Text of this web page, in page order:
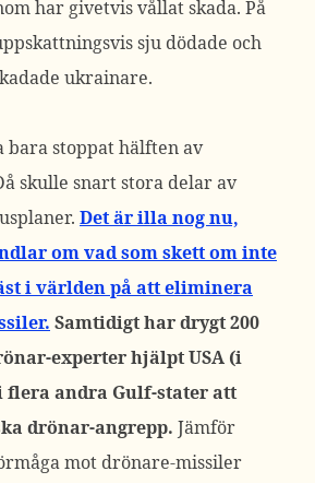
har givetvis vållat skada. På
sju dödade och
ukrainare.
bara stoppat hälften av
skulle snart stora delar av
Det är illa nog nu,
om vad som skett om inte
i världen på att eliminera
Samtidigt har drygt 200
experter hjälpt USA (i
flera andra Gulf-stater att
drönar-angrepp. Jämför
mot drönare-missiler